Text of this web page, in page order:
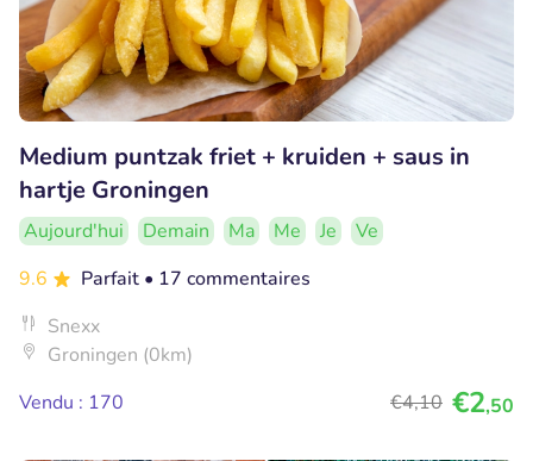
Medium puntzak friet + kruiden + saus in
hartje Groningen
Aujourd'hui Demain Ma Me Je
Ve
9.6
Parfait • 17 commentaires
Snexx
Groningen (0km)
Vendu : 170
€4,10 €2,50